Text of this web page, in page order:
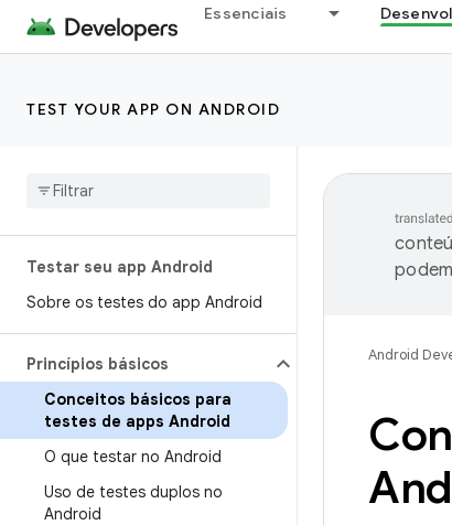
Essenciais
TEST YOUR APP ON ANDROID
Testar seu app Android
Sobre os testes do app Android
Princípios básicos
Conceitos básicos para
testes de apps Android
O que testar no Android
Uso de testes duplos no
Android
Android